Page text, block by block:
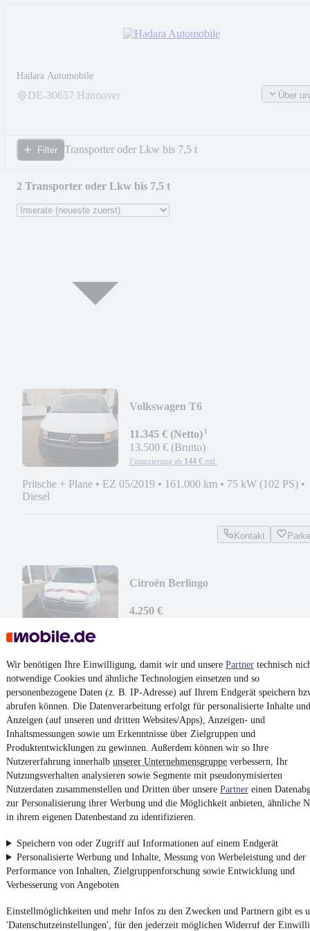
Wir benötigen Ihre Einwilligung, damit wir und unsere Partner technisch
notwendige Cookies und ähnliche Technologien einsetzen und so
personenbezogene Daten (z. B. IP-Adresse) auf Ihrem Endgerät speichern
abrufen können. Die Datenverarbeitung erfolgt für personalisierte Inhalte und
Anzeigen (auf unseren und dritten Websites/Apps), Anzeigen- und
Inhaltsmessungen sowie um Erkenntnisse über Zielgruppen und
Produktentwicklungen zu gewinnen. Außerdem können wir so Ihre
Nutzererfahrung innerhalb unserer Unternehmensgruppe verbessern, Ihr
Nutzungsverhalten analysieren sowie Segmente mit pseudonymisierten
Nutzerdaten zusammenstellen und Dritten über unsere Partner einen
zur Personalisierung ihrer Werbung und die Möglichkeit anbieten, ähnliche
in ihrem eigenen Datenbestand zu identifizieren.
Speichern von oder Zugriff auf Informationen auf einem Endgerät
Personalisierte Werbung und Inhalte, Messung von Werbeleistung und der
Performance von Inhalten, Zielgruppenforschung sowie Entwicklung und
Verbesserung von Angeboten
Einstellmöglichkeiten und mehr Infos zu den Zwecken und Partnern gibt es
'Datenschutzeinstellungen', für den jederzeit möglichen Widerruf der
Hadara Automobile
DE-30657 Hannover Über
Filter Transporter oder Lkw bis 7,5 t
2 Transporter oder Lkw bis 7,5 t
Volkswagen T6
11.345 € (Netto)¹
13.500 € (Brutto)
Finanzierung ab 144 € mtl.
Pritsche + Plane • EZ 05/2019 • 161.000 km • 75 kW (102 PS) •
Diesel
Kontakt
Citroën Berlingo
4.250 €
73 kW (99 PS)•Diesel
Kontakt
¹MwSt. ausweisbar
4.6 Sterne
Nutze mobile.de schnell und einfach
Impressum
AGB
Vertrag widerrufen